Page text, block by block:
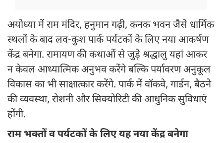
अयोध्या में राम मंदिर, हनुमान गढ़ी, कनक भवन जैसे धार्मिक
स्थलों के बाद लव-कुश पार्क पर्यटकों के लिए नया आकर्षण
केंद्र बनेगा. रामायण की कथाओं से जुड़े श्रद्धालु यहां आकर
न केवल आध्यात्मिक अनुभव करेंगे बल्कि पर्यावरण अनुकूल
विकास का भी साक्षात्कार करेंगे. पार्क में वॉकवे, गार्डन, बैठने
की व्यवस्था, रोशनी और सिक्योरिटी की आधुनिक सुविधाएं
होंगी.
राम भक्तों व पर्यटकों के लिए यह नया केंद्र बनेगा